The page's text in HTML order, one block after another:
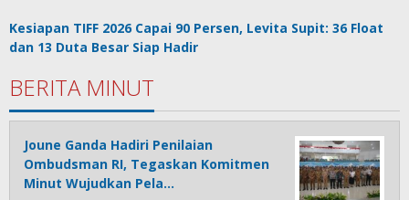
Kesiapan TIFF 2026 Capai 90 Persen, Levita Supit: 36 Float
dan 13 Duta Besar Siap Hadir
BERITA MINUT
Joune Ganda Hadiri Penilaian
Ombudsman RI, Tegaskan Komitmen
Minut Wujudkan Pela…